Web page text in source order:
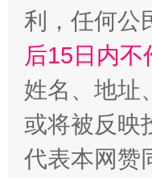
在谋一域中
利，任何公
后15日内
姓名、地址
或将被反映
代表本网赞